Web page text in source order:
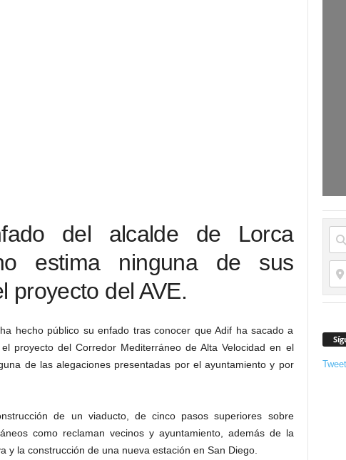
del alcalde de Lorca
estima ninguna de sus
proyecto del AVE.
hecho público su enfado tras conocer que Adif ha sacado a
proyecto del Corredor Mediterráneo de Alta Velocidad en el
de las alegaciones presentadas por el ayuntamiento y por
de un viaducto, de cinco pasos superiores sobre
como reclaman vecinos y ayuntamiento, además de la
y la construcción de una nueva estación en San Diego.